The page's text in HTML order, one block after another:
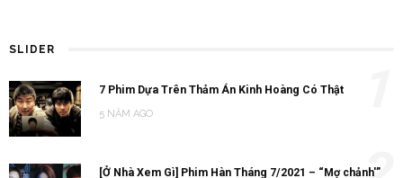
5 NĂM AGO